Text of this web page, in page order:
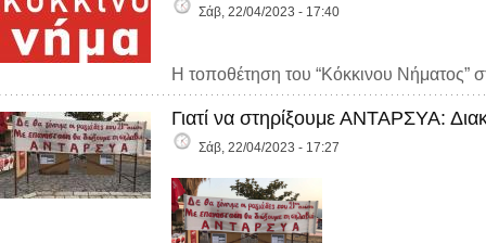
Σάβ, 22/04/2023 - 17:40
Η τοποθέτηση του “Κόκκινου Νήματος”
Γιατί να στηρίξουμε ΑΝΤΑΡΣΥΑ:
Σάβ, 22/04/2023 - 17:27